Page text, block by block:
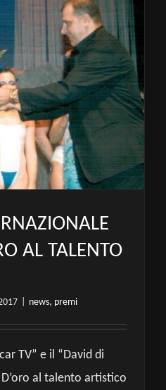
AL TALENTO
news, premi
TV” e il “David di
al talento artistico